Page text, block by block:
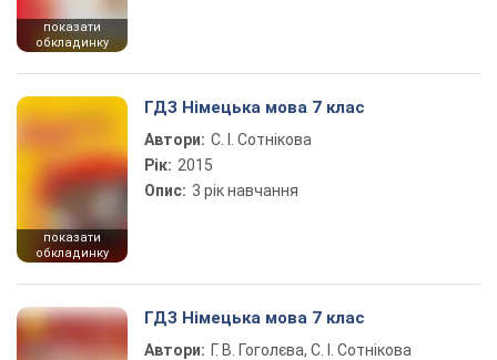
показати
обкладинку
показати
обкладинку
ГДЗ Німецька мова 7 клас
Автори: С. І. Сотнікова
Рік: 2015
Опис: 3 рік навчання
ГДЗ Німецька мова 7 клас
Автори: Г. В. Гоголєва, С. І. Сотнікова